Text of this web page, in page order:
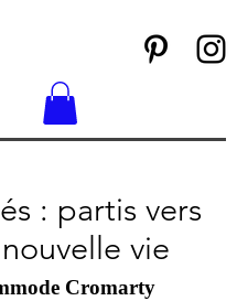
: partis vers
vie
Cromarty